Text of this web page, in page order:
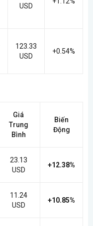
USD
123.33
USD
+0.54%
Giá
Trung
Bình
Biến
Động
23.13
USD
+12.38%
11.24
USD
+10.85%